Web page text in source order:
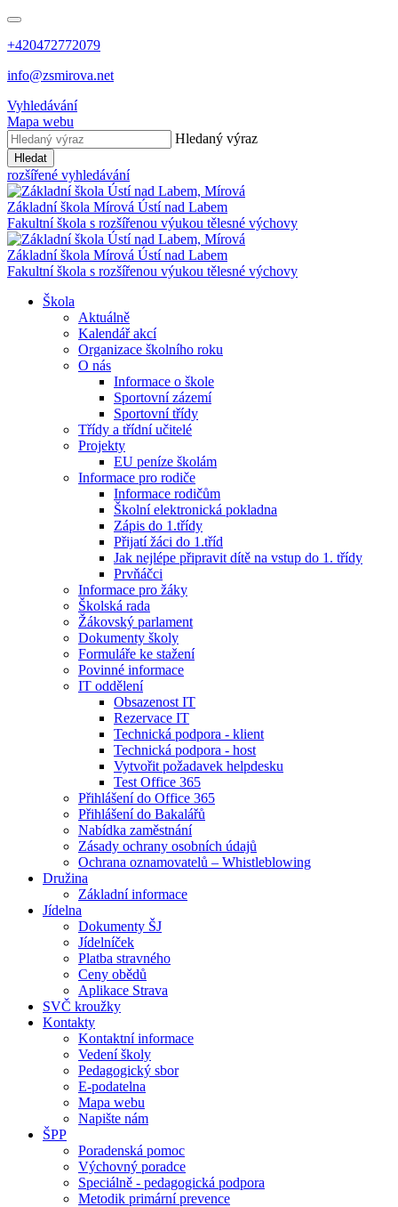
+420472772079
info@zsmirova.net
Vyhledávání
Mapa webu
Hledaný výraz
Hledat
rozšířené vyhledávání
Základní škola Mírová Ústí nad Labem
Fakultní škola s rozšířenou výukou tělesné výchovy
Základní škola Mírová Ústí nad Labem
Fakultní škola s rozšířenou výukou tělesné výchovy
Škola
Aktuálně
Kalendář akcí
Organizace školního roku
O nás
Informace o škole
Sportovní zázemí
Sportovní třídy
Třídy a třídní učitelé
Projekty
EU peníze školám
Informace pro rodiče
Informace rodičům
Školní elektronická pokladna
Zápis do 1.třídy
Přijatí žáci do 1.tříd
Jak nejlépe připravit dítě na vstup do 1. třídy
Prvňáčci
Informace pro žáky
Školská rada
Žákovský parlament
Dokumenty školy
Formuláře ke stažení
Povinné informace
IT oddělení
Obsazenost IT
Rezervace IT
Technická podpora - klient
Technická podpora - host
Vytvořit požadavek helpdesku
Test Office 365
Přihlášení do Office 365
Přihlášení do Bakalářů
Nabídka zaměstnání
Zásady ochrany osobních údajů
Ochrana oznamovatelů – Whistleblowing
Družina
Základní informace
Jídelna
Dokumenty ŠJ
Jídelníček
Platba stravného
Ceny obědů
Aplikace Strava
SVČ kroužky
Kontakty
Kontaktní informace
Vedení školy
Pedagogický sbor
E-podatelna
Mapa webu
Napište nám
ŠPP
Poradenská pomoc
Výchovný poradce
Speciálně - pedagogická podpora
Metodik primární prevence